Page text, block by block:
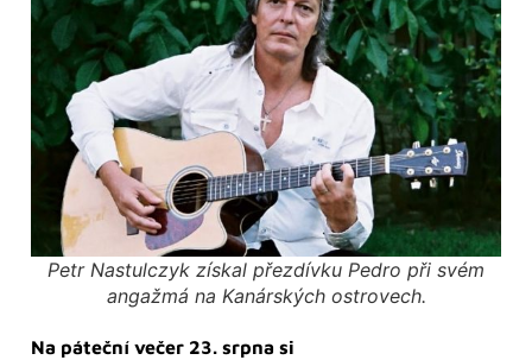
Petr Nastulczyk získal přezdívku Pedro při svém
angažmá na Kanárských ostrovech.
Na páteční večer 23. srpna si